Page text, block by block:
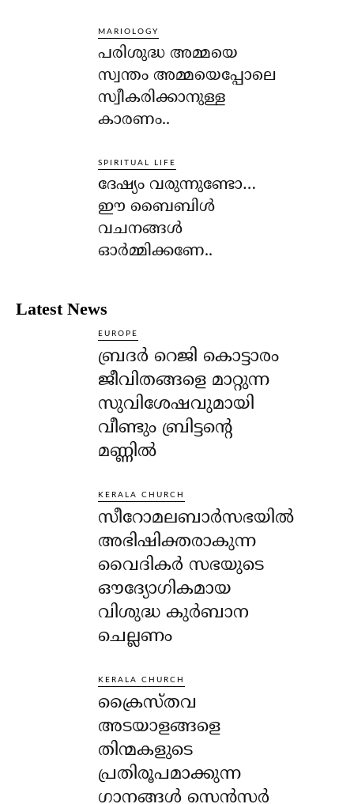
MARIOLOGY
പരിശുദ്ധ അമ്മയെ
സ്വന്തം അമ്മയെപ്പോലെ
സ്വീകരിക്കാനുള്ള
കാരണം..
SPIRITUAL LIFE
ദേഷ്യം വരുന്നുണ്ടോ…
ഈ ബൈബിള്‍
വചനങ്ങള്‍
ഓര്‍മ്മിക്കണേ..
Latest News
EUROPE
ബ്രദർ റെജി കൊട്ടാരം
ജീവിതങ്ങളെ മാറ്റുന്ന
സുവിശേഷവുമായി
വീണ്ടും ബ്രിട്ടന്റെ
മണ്ണിൽ
KERALA CHURCH
സീറോമലബാർസഭയിൽ
അഭിഷിക്തരാകുന്ന
വൈദികർ സഭയുടെ
ഔദ്യോഗികമായ
വിശുദ്ധ കുർബാന
ചെല്ലണം
KERALA CHURCH
ക്രൈസ്തവ
അടയാളങ്ങളെ
തിന്മകളുടെ
പ്രതിരൂപമാക്കുന്ന
ഗാനങ്ങൾ സെൻസർ